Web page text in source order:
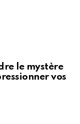
le mystère
vos